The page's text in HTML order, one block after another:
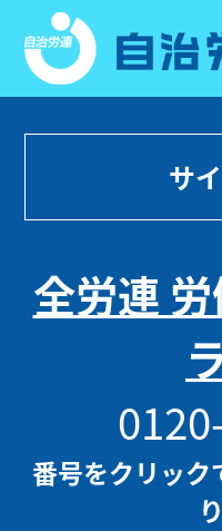
サ
全労連
番号をクリッ